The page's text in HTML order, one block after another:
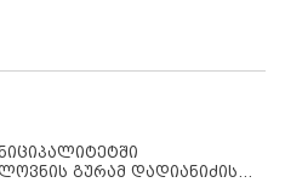
გურამ დადიანიძის